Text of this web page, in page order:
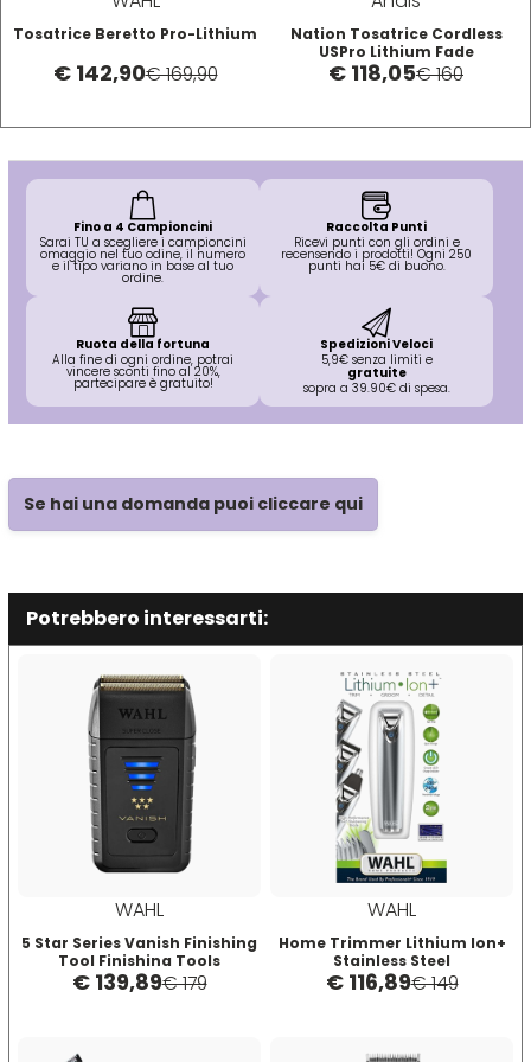
Olaplex
Omega
Orofluido
Pacinos
Panasonic
Parlux
Phytorelax
Pop Italy
Profesia
PRORASO
Protoplasmina
Puring
reBond
Redken
Refectocil
Renbow
Renee Blanche
Revlon
Ristructa
Tosatrice Beretto Pro-Lithium
€ 142,90€ 169,90
Nation Tosatrice Cordless
USPro Lithium Fade
€ 118,05€ 160
Fino a 4 Campioncini
Sarai TU a scegliere i campioncini
omaggio nel tuo odine, il numero
e il tipo variano in base al tuo
ordine.
Raccolta Punti
Ricevi punti con gli ordini e
recensendo i prodotti! Ogni 250
punti hai 5€ di buono.
Ruota della fortuna
Alla fine di ogni ordine, potrai
vincere sconti fino al 20%,
partecipare è gratuito!
Spedizioni Veloci
5,9€ senza limiti e
gratuite
sopra a 39.90€ di spesa.
Se hai una domanda puoi cliccare qui
Potrebbero interessarti:
WAHL
5 Star Series Vanish Finishing
Tool Finishing Tools
€ 139,89€ 179
WAHL
Home Trimmer Lithium Ion+
Stainless Steel
€ 116,89€ 149